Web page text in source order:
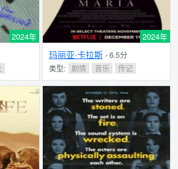
2024年 2024年
玛丽亚·卡拉斯 - 6.5分
类型: 剧情 音乐 传记